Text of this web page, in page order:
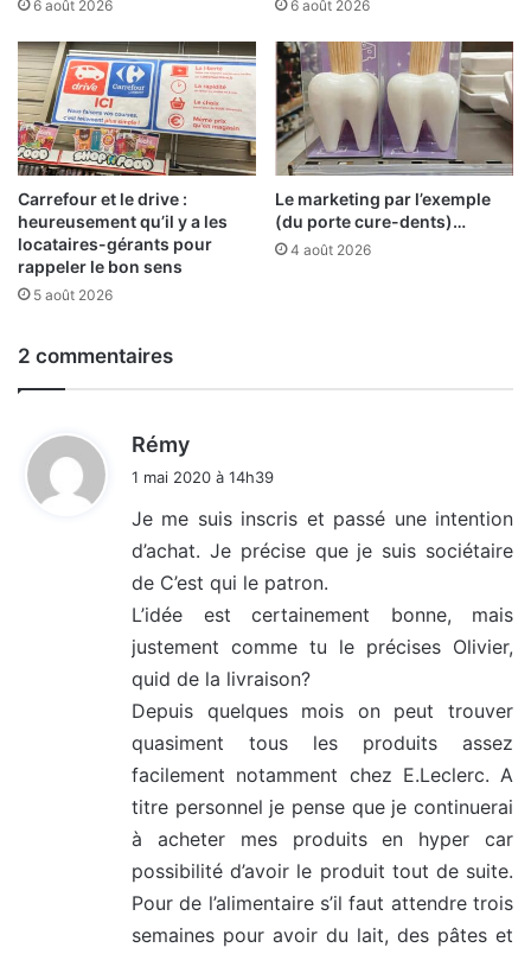
6 août 2026 6 août 2026
Carrefour et le drive :
heureusement qu’il y a les
locataires-gérants pour
rappeler le bon sens
5 août 2026
Le marketing par l’exemple
(du porte cure-dents)…
4 août 2026
2 commentaires
Rémy
:
1 mai 2020 à 14h39
Je me suis inscris et passé une intention
d’achat. Je précise que je suis sociétaire
de C’est qui le patron.
L’idée est certainement bonne, mais
justement comme tu le précises Olivier,
quid de la livraison?
Depuis quelques mois on peut trouver
quasiment tous les produits assez
facilement notamment chez E.Leclerc. A
titre personnel je pense que je continuerai
à acheter mes produits en hyper car
possibilité d’avoir le produit tout de suite.
Pour de l’alimentaire s’il faut attendre trois
semaines pour avoir du lait, des pâtes et